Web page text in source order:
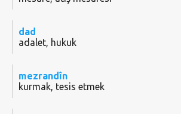
dad
adalet, hukuk
mezrandîn
kurmak, tesis etmek